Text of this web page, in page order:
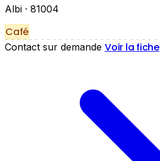
Albi · 81004
Café
Contact sur demande Voir la fiche